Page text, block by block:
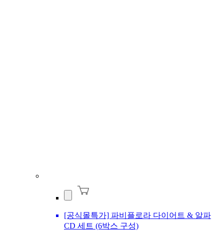
[공식몰특가] 파비플로라 다이어트 & 알파
CD 세트 (6박스 구성)